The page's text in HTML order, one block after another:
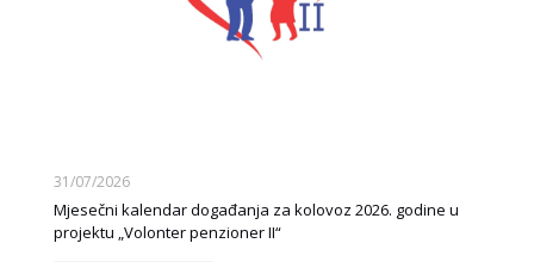
31/07/2026
Mjesečni kalendar događanja za kolovoz 2026. godine u
projektu „Volonter penzioner II“